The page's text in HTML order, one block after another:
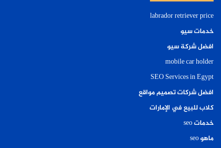
labrador retriever price
خدمات سيو
افضل شركة سيو
mobile car holder
SEO Services in Egypt
افضل شركات تصميم مواقع
كلاب للبيع في الإمارات
خدمات seo
ماهو seo